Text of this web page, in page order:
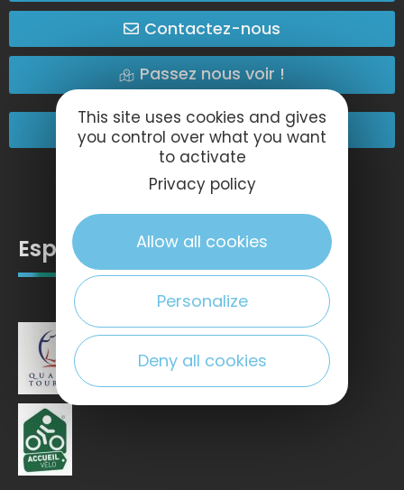
Contactez-nous
Passez nous voir !
Nos engagements
Espace pro
This site uses cookies and gives
you control over what you want
to activate
Privacy policy
Allow all cookies
Personalize
Deny all cookies